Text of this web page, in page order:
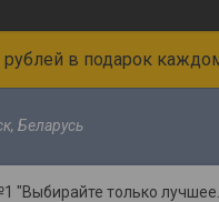
рублей в подарок
Беларусь
только